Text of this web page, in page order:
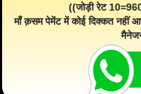
((जोड़ी रेट
माँ क़सम पेमेंट में कोई दिक्कत नहीं